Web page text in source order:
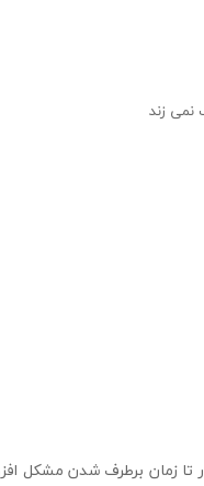
نمی زند
لیتر از محلول به ازای هر 100 لیتر آب آکواریوم هر 3 روز